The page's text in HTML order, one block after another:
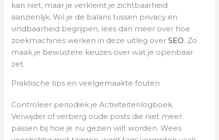
kan niet, maar je verkleint je zichtbaarheid
aanzienlijk. Wil je de balans tussen privacy en
vindbaarheid begrijpen, lees dan meer over hoe
zoekmachines werken in deze uitleg overSEO. Zo
maak je bewustere keuzes over wat je openbaar
zet.
Praktische tips en veelgemaakte fouten
Controleer periodiek je Activiteitenlogboek.
Verwijder of verberg oude posts die niet meer
passen bij hoe je nu gezien wilt worden. Wees